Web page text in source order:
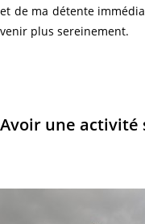
et de ma détente
venir plus sereinement.
Avoir une activité